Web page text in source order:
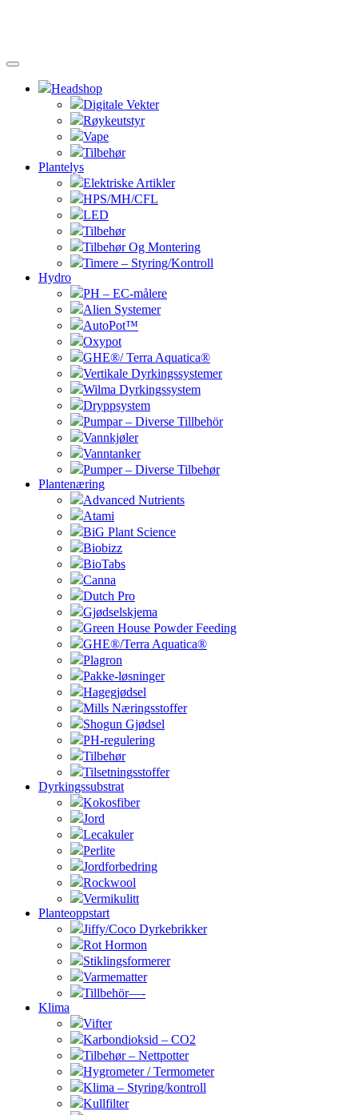
Headshop
Digitale Vekter
Røykeutstyr
Vape
Tilbehør
Plantelys
Elektriske Artikler
HPS/MH/CFL
LED
Tilbehør
Tilbehør Og Montering
Timere – Styring/Kontroll
Hydro
PH – EC-målere
Alien Systemer
AutoPot™
Oxypot
GHE®/ Terra Aquatica®
Vertikale Dyrkingssystemer
Wilma Dyrkingssystem
Dryppsystem
Pumpar – Diverse Tillbehör
Vannkjøler
Vanntanker
Pumper – Diverse Tilbehør
Plantenæring
Advanced Nutrients
Atami
BiG Plant Science
Biobizz
BioTabs
Canna
Dutch Pro
Gjødselskjema
Green House Powder Feeding
GHE®/Terra Aquatica®
Plagron
Pakke-løsninger
Hagegjødsel
Mills Næringsstoffer
Shogun Gjødsel
PH-regulering
Tilbehør
Tilsetningsstoffer
Dyrkingssubstrat
Kokosfiber
Jord
Lecakuler
Perlite
Jordforbedring
Rockwool
Vermikulitt
Planteoppstart
Jiffy/Coco Dyrkebrikker
Rot Hormon
Stiklingsformerer
Varmematter
Tillbehör—-
Klima
Vifter
Karbondioksid – CO2
Tilbehør – Nettpotter
Hygrometer / Termometer
Klima – Styring/kontroll
Kullfilter